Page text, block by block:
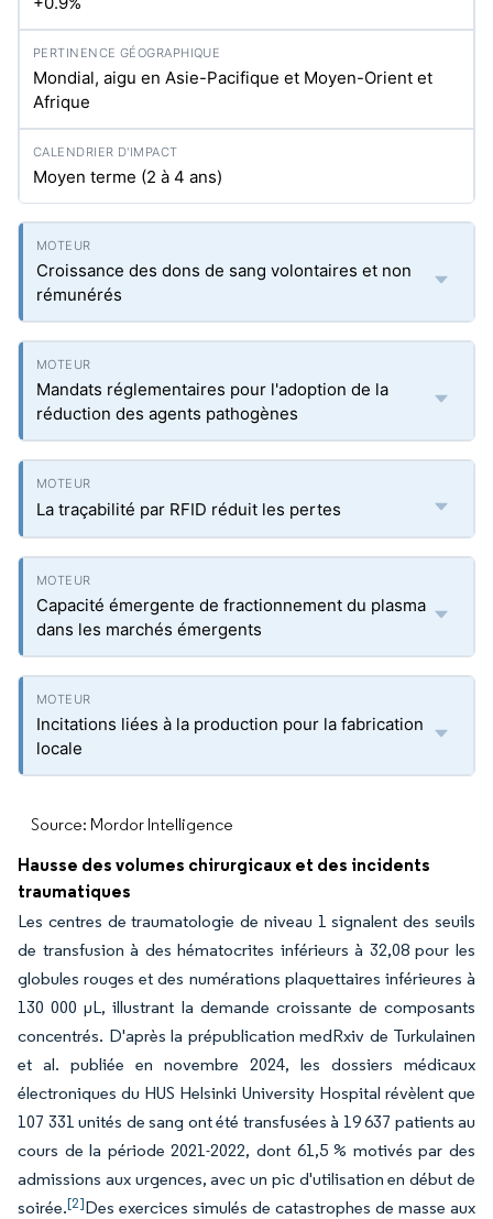
Mondial, aigu en Asie-Pacifique et Moyen-Orient et
Afrique
Moyen terme (2 à 4 ans)
Croissance des dons de sang volontaires et non
rémunérés
Mandats réglementaires pour l'adoption de la
réduction des agents pathogènes
La traçabilité par RFID réduit les pertes
Capacité émergente de fractionnement du plasma
dans les marchés émergents
Incitations liées à la production pour la fabrication
locale
Source: Mordor Intelligence
Hausse des volumes chirurgicaux et des incidents
traumatiques
Les centres de traumatologie de niveau 1 signalent des seuils
de transfusion à des hématocrites inférieurs à 32,08 pour les
globules rouges et des numérations plaquettaires inférieures à
130 000 µL, illustrant la demande croissante de composants
concentrés. D'après la prépublication medRxiv de Turkulainen
et al. publiée en novembre 2024, les dossiers médicaux
électroniques du HUS Helsinki University Hospital révèlent que
107 331 unités de sang ont été transfusées à 19 637 patients au
cours de la période 2021-2022, dont 61,5 % motivés par des
admissions aux urgences, avec un pic d'utilisation en début de
soirée.[2]Des exercices simulés de catastrophes de masse aux